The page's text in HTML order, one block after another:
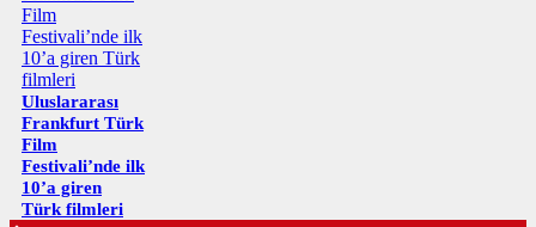
Uluslararası
Frankfurt Türk
Film
Festivali’nde ilk
10’a giren
Türk filmleri